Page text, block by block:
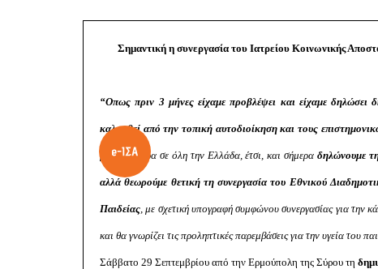
Σημαντική η συνεργασία του Ιατρείου Κοινωνικής
“Οπως πριν 3 μήνες είχαμε προβλέψει και είχαμε δηλώσει
καλυφθεί από την τοπική αυτοδιοίκηση και τους
μα την ημέρα σε όλη την Ελλάδα, έτσι, και σήμεραδηλώνουμε
αλλά θεωρούμε θετική τη συνεργασία του Εθνικού
Παιδείας , με σχετική υπογραφή συμφώνου συνεργασίας για την
και θα γνωρίζει τις προληπτικές παρεμβάσεις για την υγεία του
Σάββατο 29 Σεπτεμβρίου από την Ερμούπολη της Σύρου τη